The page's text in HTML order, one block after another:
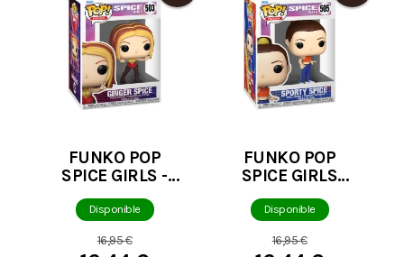
FUNKO POP
SPICE GIRLS -
503
Disponible
16,95 €
FUNKO POP
SPICE GIRLS
505
Disponible
16,95 €